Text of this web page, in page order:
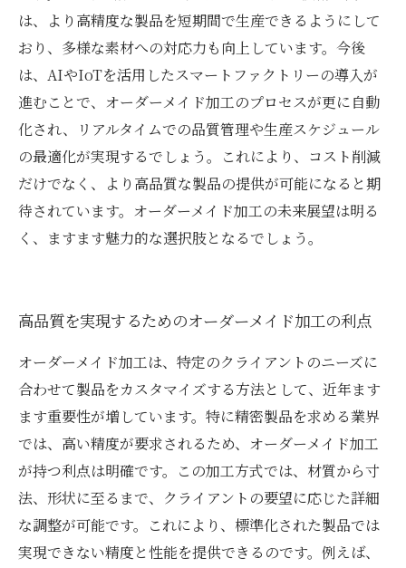
は、より高精度な製品を短期間で生産できるようにして
おり、多様な素材への対応力も向上しています。今後
は、AIやIoTを活用したスマートファクトリーの導入が
進むことで、オーダーメイド加工のプロセスが更に自動
化され、リアルタイムでの品質管理や生産スケジュール
の最適化が実現するでしょう。これにより、コスト削減
だけでなく、より高品質な製品の提供が可能になると期
待されています。オーダーメイド加工の未来展望は明る
く、ますます魅力的な選択肢となるでしょう。
高品質を実現するためのオーダーメイド加工の利点
オーダーメイド加工は、特定のクライアントのニーズに
合わせて製品をカスタマイズする方法として、近年ます
ます重要性が増しています。特に精密製品を求める業界
では、高い精度が要求されるため、オーダーメイド加工
が持つ利点は明確です。この加工方式では、材質から寸
法、形状に至るまで、クライアントの要望に応じた詳細
な調整が可能です。これにより、標準化された製品では
実現できない精度と性能を提供できるのです。例えば、